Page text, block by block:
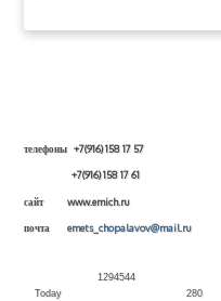
телефоны +7(916) 158 17 57
+7(916) 158 17 61
сайт www.emich.ru
почтаemets_chopalavov@mail.ru
1294544
Today
280